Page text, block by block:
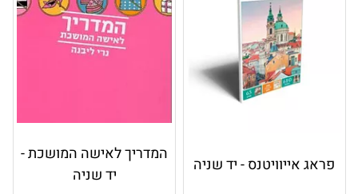
פראג אייוויטנס - יד שניה
המדריך לאישה המושכת -
יד שניה